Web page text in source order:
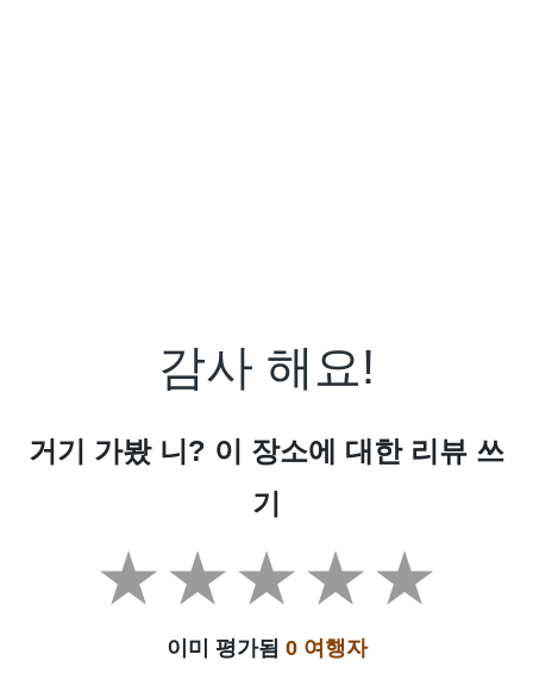
감사 해요!
거기 가봤 니? 이 장소에 대한 리뷰 쓰
기
이미 평가됨 0 여행자